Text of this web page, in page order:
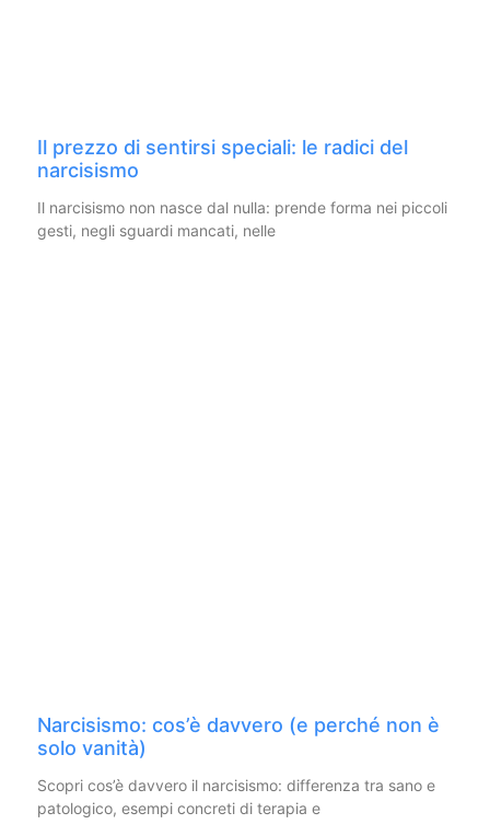
Il prezzo di sentirsi speciali: le radici del
narcisismo
Il narcisismo non nasce dal nulla: prende forma nei piccoli
gesti, negli sguardi mancati, nelle
Narcisismo: cos’è davvero (e perché non è
solo vanità)
Scopri cos’è davvero il narcisismo: differenza tra sano e
patologico, esempi concreti di terapia e